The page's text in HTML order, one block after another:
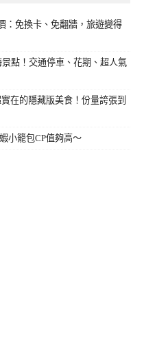
：免換卡、免翻牆，旅遊變得
點！交通停車、花期、超人氣
在的隱藏版美食！份量誇張到
小籠包CP值夠高～